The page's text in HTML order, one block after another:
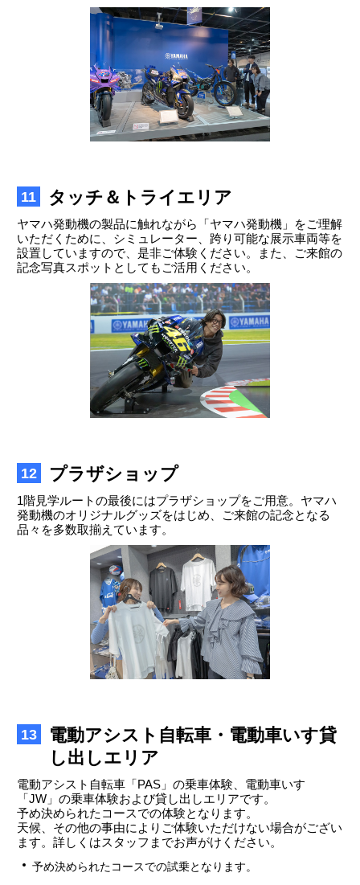
11 タッチ＆トライエリア
ヤマハ発動機の製品に触れながら「ヤマハ発動機」をご理解
いただくために、シミュレーター、跨り可能な展示車両等を
設置していますので、是非ご体験ください。また、ご来館の
記念写真スポットとしてもご活用ください。
12 プラザショップ
1階見学ルートの最後にはプラザショップをご用意。ヤマハ
発動機のオリジナルグッズをはじめ、ご来館の記念となる
品々を多数取揃えています。
13
電動アシスト自転車・電動車いす貸
し出しエリア
電動アシスト自転車「PAS」の乗車体験、電動車いす
「JW」の乗車体験および貸し出しエリアです。
予め決められたコースでの体験となります。
天候、その他の事由によりご体験いただけない場合がござい
ます。詳しくはスタッフまでお声がけください。
予め決められたコースでの試乗となります。